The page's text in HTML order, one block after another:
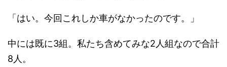
「はい。今回これしか車がなかったのです。」
中には既に3組。私たち含めてみな2人組なので合計
8人。